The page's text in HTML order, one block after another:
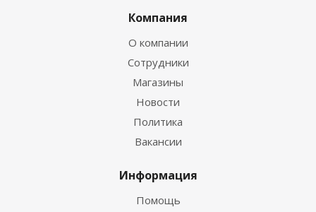
Компания
О компании
Сотрудники
Магазины
Новости
Политика
Вакансии
Информация
Помощь